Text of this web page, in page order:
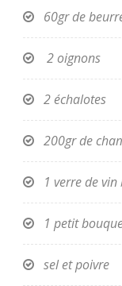
60gr de
2 oignons
2 échalotes
200gr de
1 verre de vin
1 petit
sel et poivre